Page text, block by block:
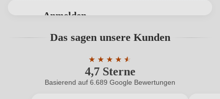
Geographische Angabe
Anmelden
Benutzern abgegeben werden. Bitte loggen Sie sich
Neuer Kunde? Neuer Kunde?
Das sagen unsere Kunden
4,7 Sterne
★ ★ ★ ★ ★
★
Durchschnittliche Bewertung von 4.7
Basierend auf 6.689 Google Bewertungen